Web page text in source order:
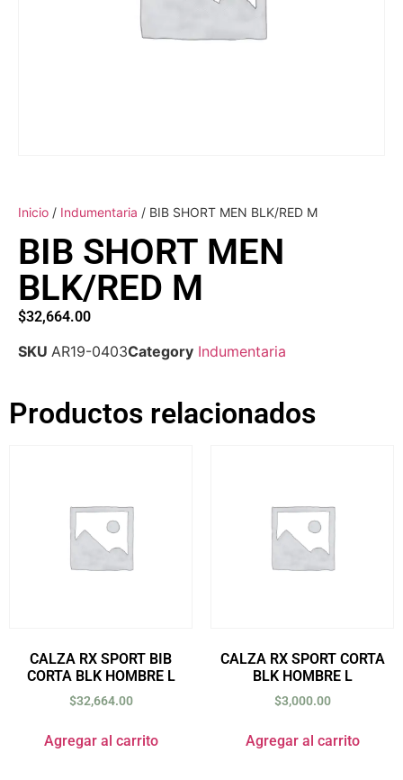
Inicio / Indumentaria / BIB SHORT MEN BLK/RED M
BIB SHORT MEN
BLK/RED M
$32,664.00
SKU AR19-0403Category Indumentaria
Productos relacionados
CALZA RX SPORT BIB
CORTA BLK HOMBRE L
$32,664.00
Agregar al carrito
CALZA RX SPORT CORTA
BLK HOMBRE L
$3,000.00
Agregar al carrito